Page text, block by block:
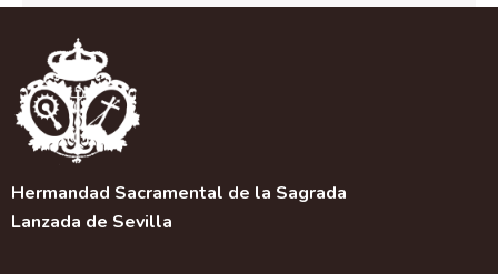
Hermandad Sacramental de la Sagrada
Lanzada de Sevilla